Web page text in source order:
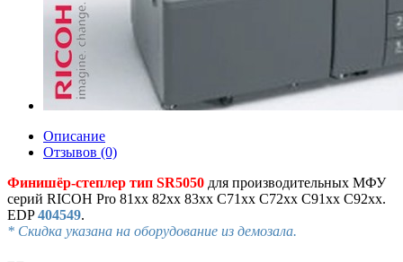
Описание
Отзывов (0)
Финишёр-степлер тип SR5050 для производительных МФУ
серий RICOH Pro 81xx 82xx 83xx C71xx C72xx C91xx C92xx.
EDP404549.
* Скидка указана на оборудование из демозала.